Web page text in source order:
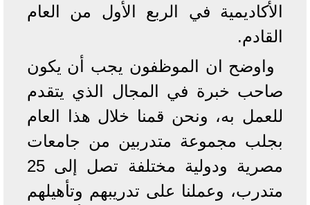
الأكاديمية في الربع الأول من العام
القادم.
واوضح ان الموظفون يجب أن يكون
صاحب خبرة في المجال الذي يتقدم
للعمل به، ونحن قمنا خلال هذا العام
بجلب مجموعة متدربين من جامعات
مصرية ودولية مختلفة تصل إلى 25
متدرب، وعملنا على تدريبهم وتأهيلهم